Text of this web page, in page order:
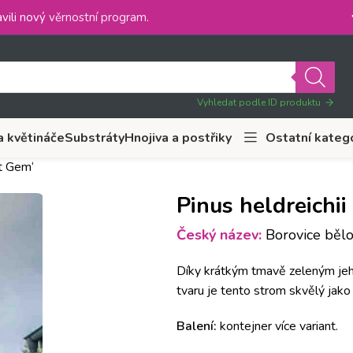
nový věrnostní program.
Vyhledat podle ID produktu
květináčeSubstrátyHnojiva a postřiky
Ostatní
Pinus heldreichii
Český název: Borovice
Díky krátkým tmavě zeleným
tvaru je tento strom skvělý
Balení: kontejner více variant.